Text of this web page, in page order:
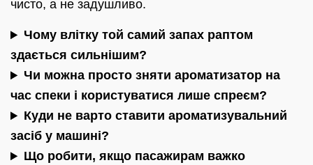
чисто, а не задушливо.
Чому влітку той самий запах раптом
здається сильнішим?
Чи можна просто зняти ароматизатор на
час спеки і користуватися лише спреєм?
Куди не варто ставити ароматизувальний
засіб у машині?
Що робити, якщо пасажирам важко